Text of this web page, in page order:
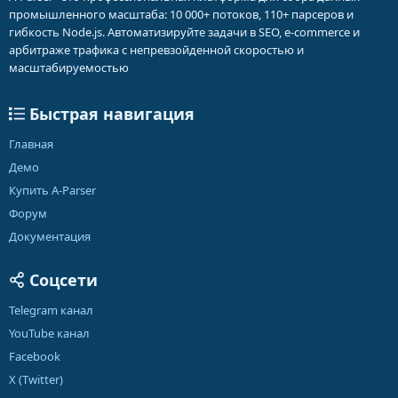
промышленного масштаба: 10 000+ потоков, 110+ парсеров и
гибкость Node.js. Автоматизируйте задачи в SEO, e-commerce и
арбитраже трафика с непревзойденной скоростью и
масштабируемостью
Быстрая навигация
Главная
Демо
Купить A-Parser
Форум
Документация
Соцсети
Telegram канал
YouTube канал
Facebook
X (Twitter)